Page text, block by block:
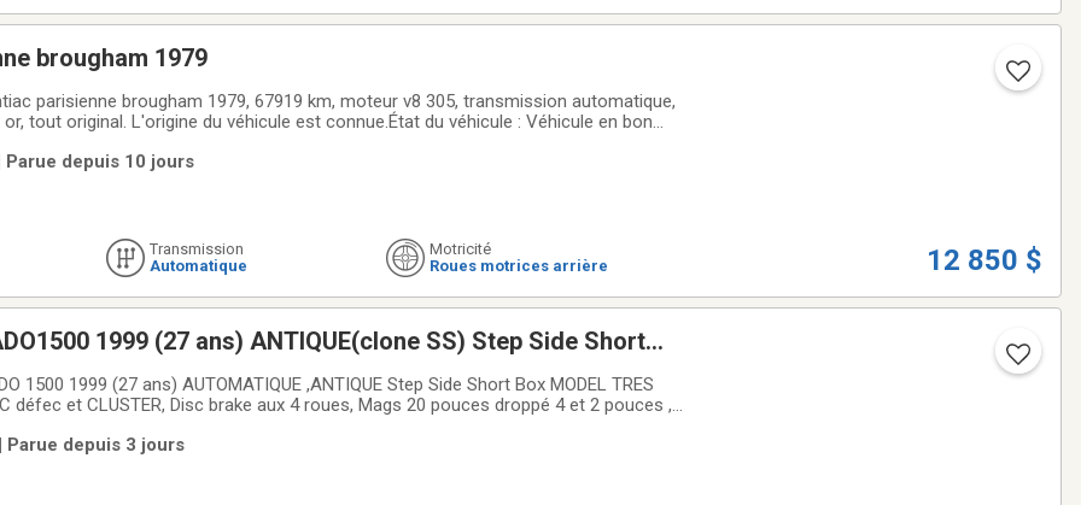
brougham 1979
parisienne brougham 1979, 67919 km, moteur v8 305, transmission automatique,
tout original. L'origine du véhicule est connue.État du véhicule : Véhicule en bon
Parue depuis 10 jours
Transmission
Automatique
Motricité
Roues motrices arrière
12 850 $
1999 (27 ans) ANTIQUE(clone SS) Step Side Short
RARE 2X4 V-8 4.8L A/C défec ,Automatique disc
,ANTIQUE Step Side Short Box MODEL TRES
droppé 4 et 2 pouces ,
A REPENTIGNY
Parue depuis 3 jours